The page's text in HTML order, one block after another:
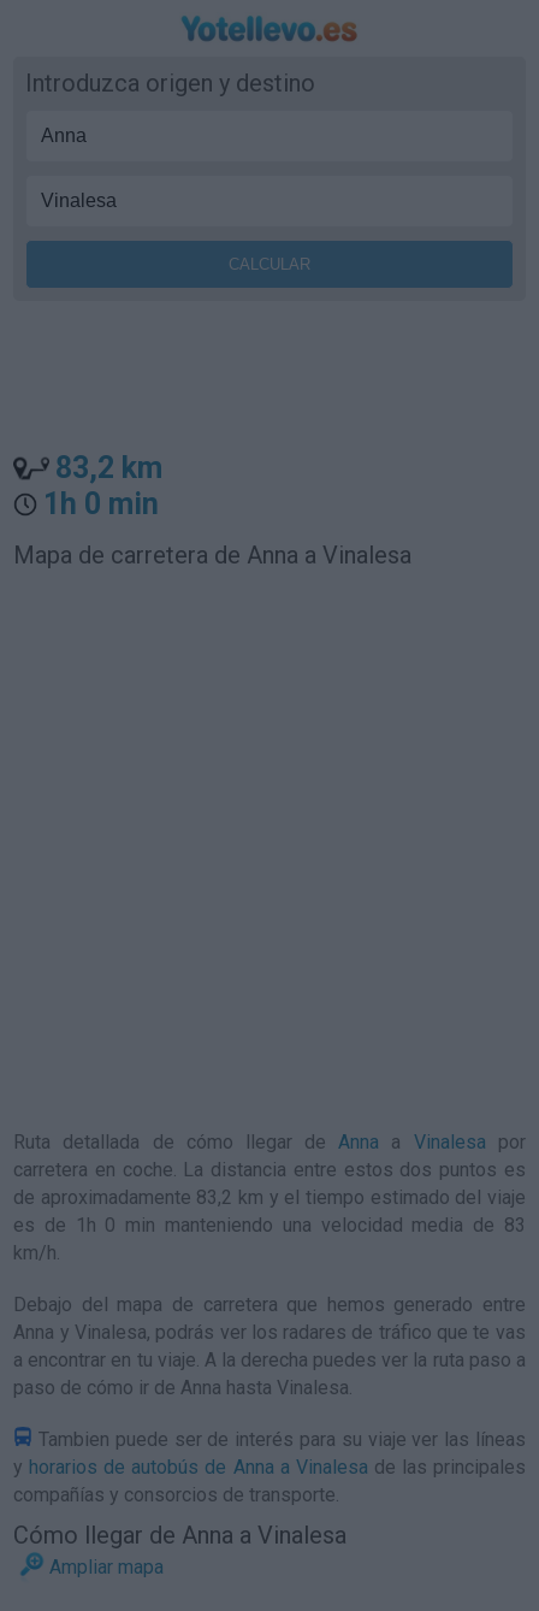
Introduzca origen y destino
83,2 km
1h 0 min
Mapa de carretera de Anna a Vinalesa
Ruta detallada de cómo llegar deAnna a Vinalesa por
carretera en coche. La distancia entre estos dos puntos es
de aproximadamente 83,2 km y el tiempo estimado del viaje
es de 1h 0 min manteniendo una velocidad media de 83
km/h.
Debajo del mapa de carretera que hemos generado entre
Anna y Vinalesa, podrás ver los radares de tráfico que te vas
a encontrar en tu viaje. A la derecha puedes ver la ruta paso a
paso de cómo ir de Anna hasta Vinalesa.
Tambien puede ser de interés para su viaje ver las líneas
y horarios de autobús de Anna a Vinalesa de las principales
compañías y consorcios de transporte.
Cómo llegar de Anna a Vinalesa
Ampliar mapa